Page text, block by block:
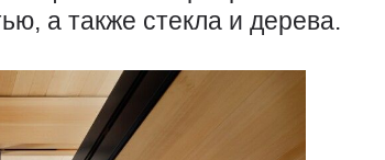
а также стекла и дерева.